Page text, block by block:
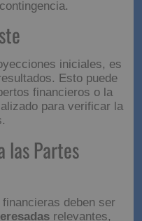
evaluar cómo
bajo
incluir variaciones
los ingresos, cambios
o fluctuaciones en los
a identificar los
iniciales, es
financieros o la
para verificar la